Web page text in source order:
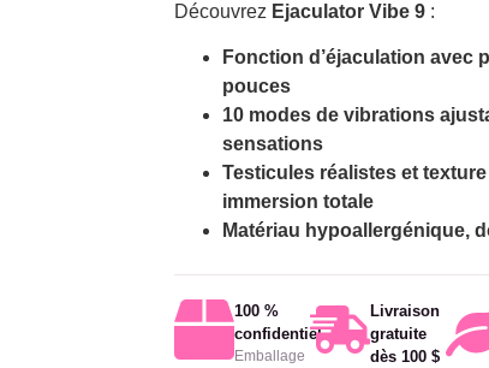
Découvrez Ejaculator Vibe 9:
Fonction d’éjaculation avec
pouces
10 modes de vibrations
sensations
Testicules réalistes et
immersion totale
Matériau hypoallergénique,
100 %
confidentiel
Emballage
Livraison
gratuite
dès 100 $